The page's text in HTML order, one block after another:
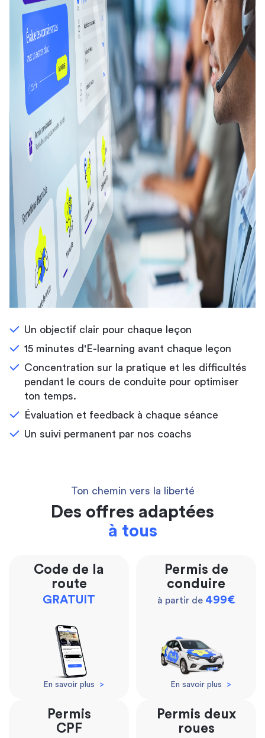
Un objectif clair pour chaque leçon
15 minutes d'E-learning avant chaque leçon
Concentration sur la pratique et les difficultés
pendant le cours de conduite pour optimiser
ton temps.
Évaluation et feedback à chaque séance
Un suivi permanent par nos coachs
Ton chemin vers la liberté
Des offres adaptées
à tous
Code de la
route
GRATUIT
En savoir plus >
Permis de
conduire
à partir de 499€
En savoir plus >
Permis
CPF
Permis deux
roues